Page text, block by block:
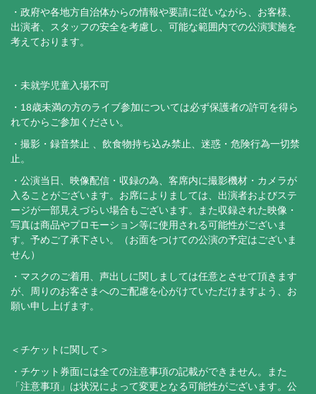
・政府や各地方自治体からの情報や要請に従いながら、お客様、
出演者、スタッフの安全を考慮し、可能な範囲内での公演実施を
考えております。
・未就学児童入場不可
・18歳未満の方のライブ参加については必ず保護者の許可を得ら
れてからご参加ください。
・撮影・録音禁止 、飲食物持ち込み禁止、迷惑・危険行為一切禁
止。
・公演当日、映像配信・収録の為、客席内に撮影機材・カメラが
入ることがございます。お席によりましては、出演者およびステ
ージが一部見えづらい場合もございます。また収録された映像・
写真は商品やプロモーション等に使用される可能性がございま
す。予めご了承下さい。（お面をつけての公演の予定はございま
せん）
・マスクのご着用、声出しに関しましては任意とさせて頂きます
が、周りのお客さまへのご配慮を心がけていただけますよう、お
願い申し上げます。
＜チケットに関して＞​
・チケット券面には全ての注意事項の記載ができません。また
「注意事項」は状況によって変更となる可能性がございます。公